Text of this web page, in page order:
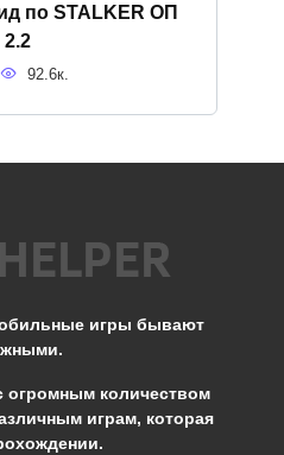
по STALKER ОП
2.2
92.6к.
игры бывают
огромным количеством
играм, которая